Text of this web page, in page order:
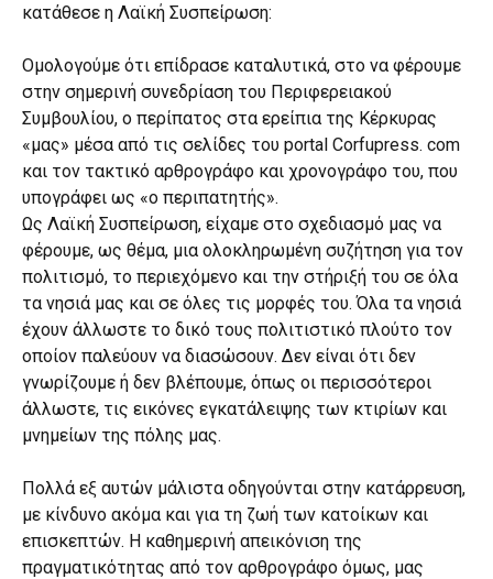
κατάθεσε η Λαϊκή Συσπείρωση:
Ομολογούμε ότι επίδρασε καταλυτικά, στο να φέρουμε
στην σημερινή συνεδρίαση του Περιφερειακού
Συμβουλίου, ο περίπατος στα ερείπια της Κέρκυρας
«μας» μέσα από τις σελίδες του portal Corfupress. com
και τον τακτικό αρθρογράφο και χρονογράφο του, που
υπογράφει ως «ο περιπατητής».
Ως Λαϊκή Συσπείρωση, είχαμε στο σχεδιασμό μας να
φέρουμε, ως θέμα, μια ολοκληρωμένη συζήτηση για τον
πολιτισμό, το περιεχόμενο και την στήριξή του σε όλα
τα νησιά μας και σε όλες τις μορφές του. Όλα τα νησιά
έχουν άλλωστε το δικό τους πολιτιστικό πλούτο τον
οποίον παλεύουν να διασώσουν. Δεν είναι ότι δεν
γνωρίζουμε ή δεν βλέπουμε, όπως οι περισσότεροι
άλλωστε, τις εικόνες εγκατάλειψης των κτιρίων και
μνημείων της πόλης μας.
Πολλά εξ αυτών μάλιστα οδηγούνται στην κατάρρευση,
με κίνδυνο ακόμα και για τη ζωή των κατοίκων και
επισκεπτών. Η καθημερινή απεικόνιση της
πραγματικότητας από τον αρθρογράφο όμως, μας